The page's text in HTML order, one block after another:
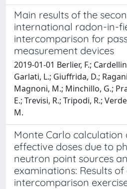
Main results of the
international radon-in-
intercomparison for
measurement devices
2019-01-01 Berlier, F.;
Garlati, L.; Giuffrida, D.;
Magnoni, M.; Minchillo, G.;
E.; Trevisi, R.; Tripodi, R.;
M.
Monte Carlo
effective doses due to
neutron point sources
examinations: Results
intercomparison